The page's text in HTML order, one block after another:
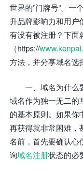
世界的”门牌号”。一
升品牌影响力和用户
有没有被注册？下面
（https://
方法，并分享域名选
一、域名为什么
域名作为独一无二的
的基本原则。如果你
再获得就非常困难，
名前，首先要确认心
询域名注册状态的必